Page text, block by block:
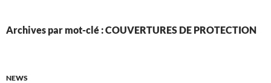
Archives par mot-clé : COUVERTURES DE PROTECTION
NEWS